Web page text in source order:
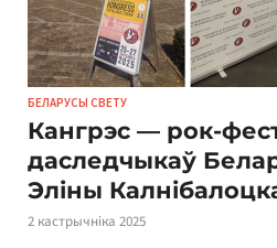
БЕЛАРУСЫ СВЕТУ
Кангрэс — рок-
даследчыкаў
Эліны
2 кастрычніка 2025